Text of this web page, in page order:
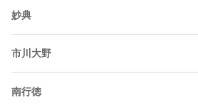
妙典
市川大野
南行徳